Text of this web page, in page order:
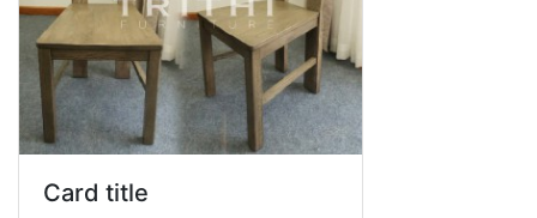
Card title